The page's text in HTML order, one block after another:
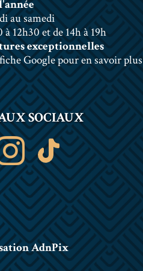
au samedi
à 12h30 et de 14h à 19h
exceptionnelles
Google pour en savoir plus
SOCIAUX
AdnPix